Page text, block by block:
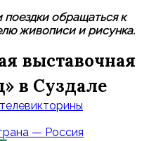
обращаться к
живописи и рисунка.
выставочная
в Суздале
— Россия